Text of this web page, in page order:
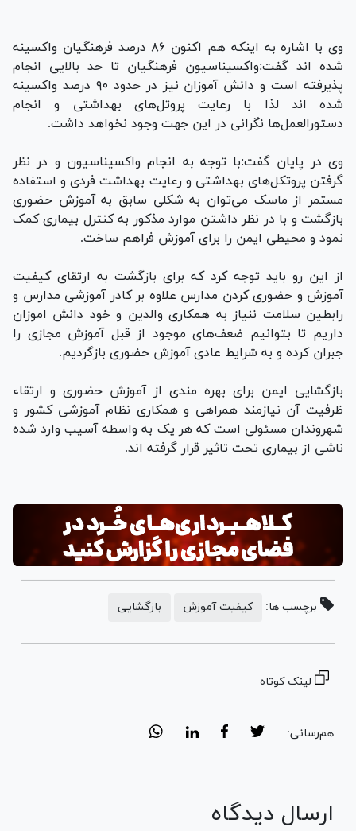
وی با اشاره به اینکه هم اکنون ۸۶ درصد فرهنگیان واکسینه
شده اند گفت:واکسیناسیون فرهنگیان تا حد بالایی انجام
پذیرفته است و دانش آموزان نیز در حدود ۹۰ درصد واکسینه
شده اند لذا با رعایت پروتل‌های بهداشتی و انجام
دستورالعمل‌ها نگرانی در این جهت وجود نخواهد داشت.
وی در پایان گفت:با توجه به انجام واکسیناسیون و در نظر
گرفتن پروتکل‌های بهداشتی و رعایت بهداشت فردی و استفاده
مستمر از ماسک می‌توان به شکلی سابق به آموزش حضوری
بازگشت و با در نظر داشتن موارد مذکور به کنترل بیماری کمک
نمود و محیطی ایمن را برای آموزش فراهم ساخت.
از این رو باید توجه کرد که برای بازگشت به ارتقای کیفیت
آموزش و حضوری کردن مدارس علاوه بر کادر آموزشی مدارس و
رابطین سلامت ننیاز به همکاری والدین و خود دانش اموزان
داریم تا بتوانیم ضعف‌های موجود از قبل آموزش مجازی را
جبران کرده و به شرایط عادی آموزش حضوری بازگردیم.
بازگشایی ایمن برای بهره مندی از آموزش حضوری و ارتقاء
ظرفیت آن نیازمند همراهی و همکاری نظام آموزشی کشور و
شهروندان مسئولی است که هر یک به واسطه آسیب وارد شده
ناشی از بیماری تحت تاثیر قرار گرفته اند.
برچسب ها: کیفیت آموزش بازگشایی
لینک کوتاه
هم‌رسانی:
ارسال دیدگاه